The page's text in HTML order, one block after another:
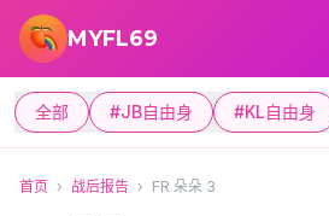
跳转到主要内容
MYFL69
全部 #JB自由身 #KL自由身
首页 › 战后报告 › FR 朵朵 3